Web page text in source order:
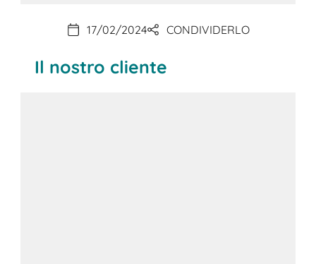
17/02/2024 CONDIVIDERLO
Il nostro cliente